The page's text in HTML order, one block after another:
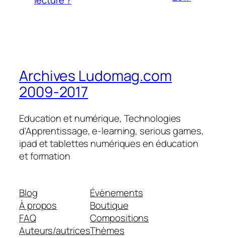
Archives Ludomag.com
2009-2017
Education et numérique, Technologies
d'Apprentissage, e-learning, serious games,
ipad et tablettes numériques en éducation
et formation
Blog
À propos
FAQ
Auteurs/autrices
Évènements
Boutique
Compositions
Thèmes